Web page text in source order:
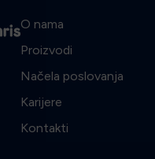
O nama
Proizvodi
Načela poslovanja
Karijere
Kontakti